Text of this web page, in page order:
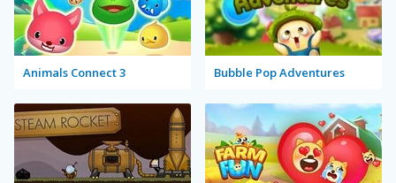
Animals Connect 3 Bubble Pop Adventures